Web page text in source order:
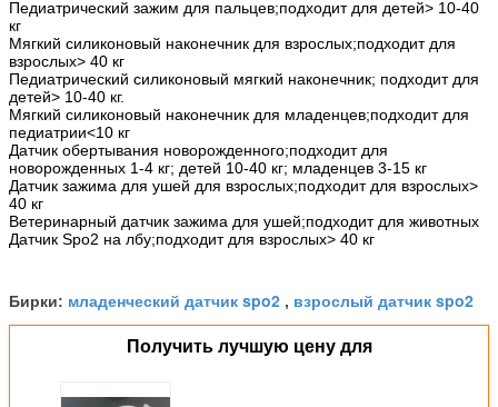
Педиатрический зажим для пальцев;подходит для детей> 10-40
кг
Мягкий силиконовый наконечник для взрослых;подходит для
взрослых> 40 кг
Педиатрический силиконовый мягкий наконечник; подходит для
детей> 10-40 кг.
Мягкий силиконовый наконечник для младенцев;подходит для
педиатрии<10 кг
Датчик обертывания новорожденного;подходит для
новорожденных 1-4 кг; детей 10-40 кг; младенцев 3-15 кг
Датчик зажима для ушей для взрослых;подходит для взрослых>
40 кг
Ветеринарный датчик зажима для ушей;подходит для животных
Датчик Spo2 на лбу;подходит для взрослых> 40 кг
Бирки: младенческий датчик spo2 , взрослый датчик spo2
Получить лучшую цену для